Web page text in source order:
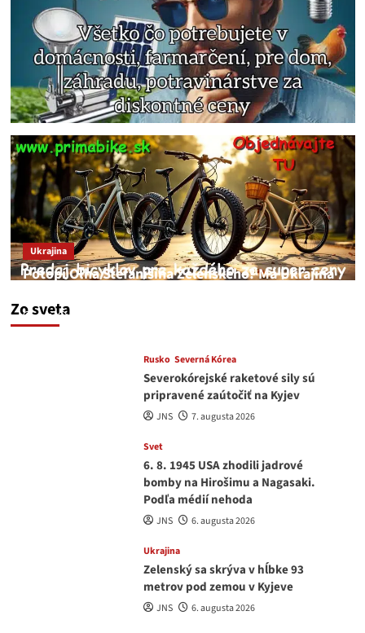
Zo sveta
Ukrajina
Potopí Oľha Stefanišina Zelenského? Má Ukrajina
JNS
Rusko Severná Kórea
Severokórejské raketové sily sú
pripravené zaútočiť na Kyjev
JNS 7. augusta 2026
Svet
6. 8. 1945 USA zhodili jadrové
bomby na Hirošimu a Nagasaki.
Podľa médií nehoda
JNS 6. augusta 2026
Ukrajina
Zelenský sa skrýva v hĺbke 93
metrov pod zemou v Kyjeve
JNS 6. augusta 2026